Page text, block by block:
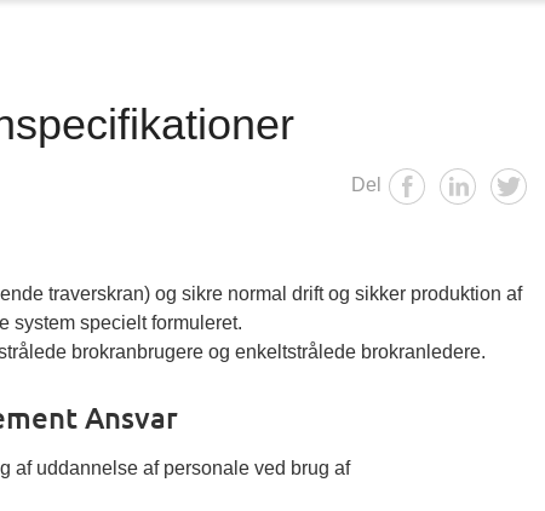
Del
traverskran) og sikre normal drift og sikker produktion af
system specielt formuleret.
brokranbrugere og enkeltstrålede brokranledere.
Ansvar
af uddannelse af personale ved brug af